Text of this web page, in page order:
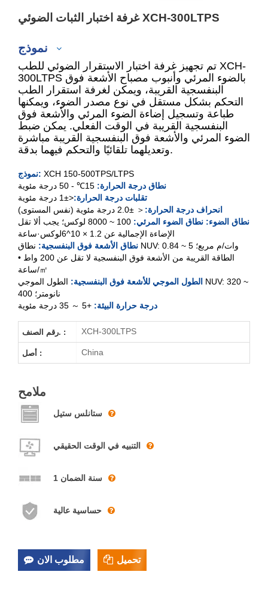
غرفة اختبار الثبات الضوئي XCH-300LTPS
XCH-150TPS
XCH- 300 TPS
XCH-300LTPS
XCH-500LTPS
تم تجهيز غرفة اختبار الاستقرار الضوئي للطب XCH-
300LTPS بالضوء المرئي وأنبوب مصباح الأشعة فوق
البنفسجية القريبة، ويمكن لغرفة استقرار الطب
التحكم بشكل مستقل في نوع مصدر الضوء، ويمكنها
طباعة وتسجيل إضاءة الضوء المرئي والأشعة فوق
البنفسجية القريبة في الوقت الفعلي. يمكن ضبط
الضوء المرئي والأشعة فوق البنفسجية القريبة مباشرة
وتعديلهما تلقائيًا والتحكم فيهما بدقة.
نموذج: XCH 150-500TPS/LTPS
نطاق درجة الحرارة: 15
℃ - 50 درجة مئوية
تقلبات درجة الحرارة:<±1 درجة مئوية
انحراف درجة الحرارة: ＜ ±2.0 درجة مئوية (نفس المستوى)
نطاق الضوء: نطاق الضوء المرئي:
يجب ألا تقل
الإضاءة الإجمالية عن 1.2 × 10^6لوكس·ساعة
نطاق الأشعة فوق البنفسجية: نطاق NUV: 0.84 ~ 5 وات/م مربع؛
الطاقة القريبة من الأشعة فوق البنفسجية لا تقل عن 200 واط •
ساعة/㎡
الطول الموجي للأشعة فوق البنفسجية: الطول الموجي NUV: 320 ~
400 نانومتر؛
درجة حرارة البيئة: +5 ～ 35 درجة مئوية
رقم الصنف. : XCH-300LTPS
أصل : China
ملامح
ستانلس ستيل
التنبيه في الوقت الحقيقي
1 سنة الضمان
حساسية عالية
مطلوب الان تحميل